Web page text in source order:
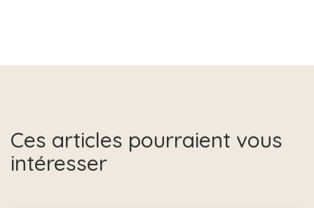
Ces articles pourraient vous
intéresser